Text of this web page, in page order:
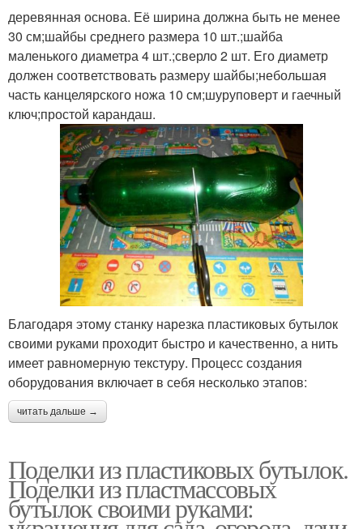
деревянная основа. Её ширина должна быть не менее
30 см;шайбы среднего размера 10 шт.;шайба
маленького диаметра 4 шт.;сверло 2 шт. Его диаметр
должен соответствовать размеру шайбы;небольшая
часть канцелярского ножа 10 см;шуруповерт и гаечный
ключ;простой карандаш.
Благодаря этому станку нарезка пластиковых бутылок
своими руками проходит быстро и качественно, а нить
имеет равномерную текстуру. Процесс создания
оборудования включает в себя несколько этапов:
читать дальше →
Поделки из пластиковых бутылок.
Поделки из пластмассовых
бутылок своими руками: